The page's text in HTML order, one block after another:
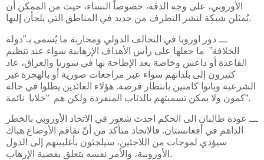
الأوروبي، على وجه الدقة، خصوصاً النساء، حيث من الممكن أن
يُمثلن شبكة لنشر التطرف من جديد في المناطق التي يلجأن إليها.
ـــ دور اوروبا في التحالف الدولي ومحاربة ما يُسمى بـ”دولة
الخلافة” ما جعلها على رأس الأهداف الإرهابية سواء عند تنظيم
القاعدة أو داعش وخاصة بعد الإطاحة بها في سوريا والعراق، عاد
كثيرون إلى بلدانهم سواء عبر مراجعات صورية أو بالهجرة غير
الشرعية وباتوا كامنين بانتظار فرصة. هؤلاء العائدين يظلوا في حالة
كمون ولا يمكن تسميتهم بالذئاب المنفردة ولكن هم “خلايا نائمة“.
ـــ عودة طالبان الى الحكم احدث شعور في الاتحاد الأوروبي بالخطر
الداهم في أفغانستان. فالاتحاد متأكد من أنّ تفاقم الأوضاع هناك
سيؤدي لموجات من اللاجئين، سيلجئون بأغلبيتهم إلى الدول
الأوروبية، والأمر نفسه يتعلق بقضية الإرهاب.